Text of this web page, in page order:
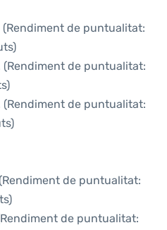
(Rendiment de puntualitat:
(Rendiment de puntualitat:
(Rendiment de puntualitat:
de puntualitat:
de puntualitat: